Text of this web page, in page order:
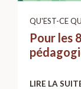
QU'EST-CE
Pour les
LIRE LA